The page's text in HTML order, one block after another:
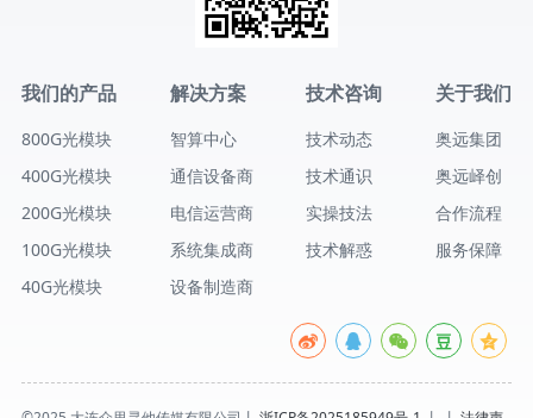
我们的产品
800G光模块
400G光模块
200G光模块
100G光模块
40G光模块
解决方案
智算中心
通信设备商
电信运营商
系统集成商
设备制造商
技术咨询
技术动态
技术通识
实操技法
技术解惑
关于我们
奥远集团
奥远峄创
合作流程
服务保障